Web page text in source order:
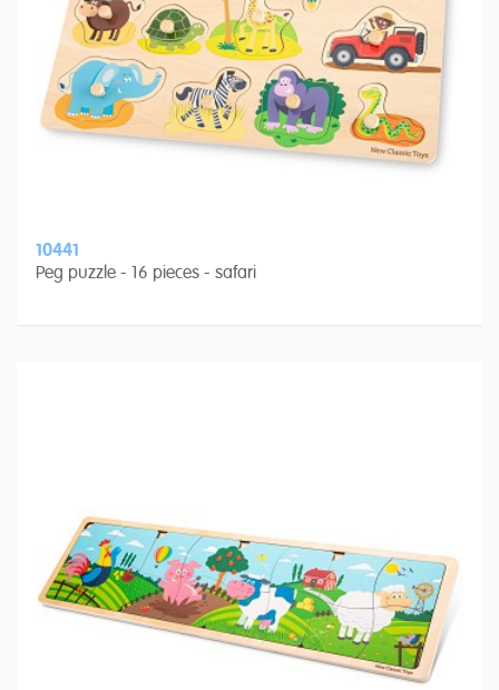
10441
Peg puzzle - 16 pieces - safari